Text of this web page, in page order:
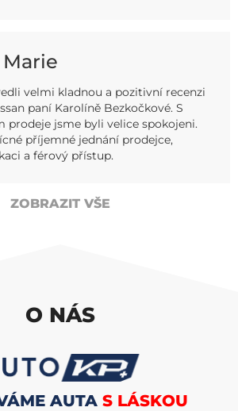
velmi kladnou a pozitivní recenzi
paní Karolíně Bezkočkové. S
prodeje jsme byli velice spokojeni.
příjemné jednání prodejce,
a férový přístup.
ZOBRAZIT VŠE
O NÁS
AUTAS LÁSKOU